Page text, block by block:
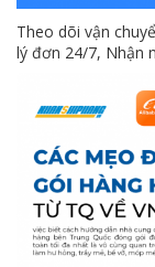
Theo dõi vận
lý đơn 24/7, Nhận